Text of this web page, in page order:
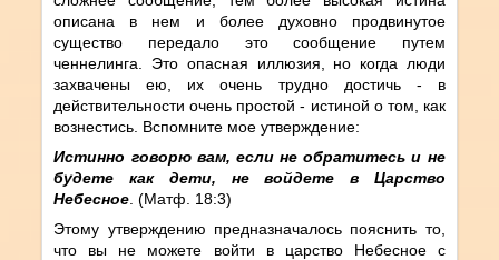
описана в нем и более духовно продвинутое
существо передало это сообщение путем
ченнелинга. Это опасная иллюзия, но когда люди
захвачены ею, их очень трудно достичь - в
действительности очень простой - истиной о том, как
вознестись. Вспомните мое утверждение:
Истинно говорю вам, если не обратитесь и не
будете как дети, не войдете в Царство
Небесное . (Матф. 18:3)
Этому утверждению предназначалось пояснить то,
что вы не можете войти в царство Небесное с